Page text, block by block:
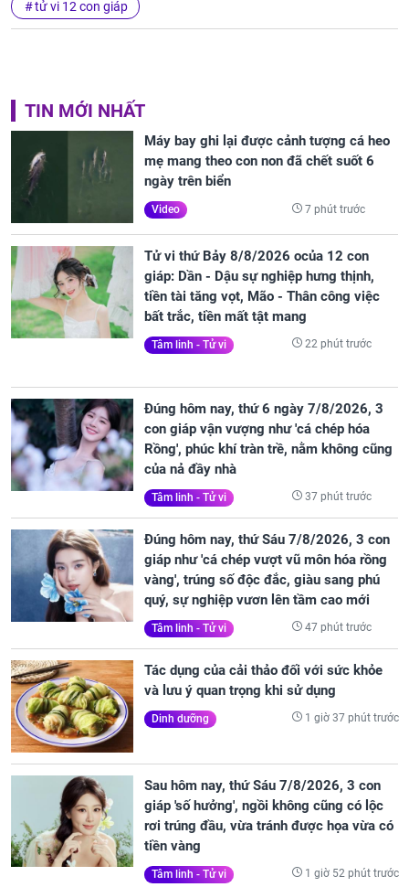
tử vi 12 con giáp
TIN MỚI NHẤT
Máy bay ghi lại được cảnh tượng cá heo
mẹ mang theo con non đã chết suốt 6
ngày trên biển
Video 7 phút trước
Tử vi thứ Bảy 8/8/2026 ocủa 12 con
giáp: Dần - Dậu sự nghiệp hưng thịnh,
tiền tài tăng vọt, Mão - Thân công việc
bất trắc, tiền mất tật mang
Tâm linh - Tử vi 22 phút trước
Đúng hôm nay, thứ 6 ngày 7/8/2026, 3
con giáp vận vượng như 'cá chép hóa
Rồng', phúc khí tràn trề, nằm không cũng
của nả đầy nhà
Tâm linh - Tử vi 37 phút trước
Đúng hôm nay, thứ Sáu 7/8/2026, 3 con
giáp như 'cá chép vượt vũ môn hóa rồng
vàng', trúng số độc đắc, giàu sang phú
quý, sự nghiệp vươn lên tầm cao mới
Tâm linh - Tử vi 47 phút trước
Tác dụng của cải thảo đối với sức khỏe
và lưu ý quan trọng khi sử dụng
Dinh dưỡng 1 giờ 37 phút trước
Sau hôm nay, thứ Sáu 7/8/2026, 3 con
giáp 'số hưởng', ngồi không cũng có lộc
rơi trúng đầu, vừa tránh được họa vừa có
tiền vàng
Tâm linh - Tử vi 1 giờ 52 phút trước